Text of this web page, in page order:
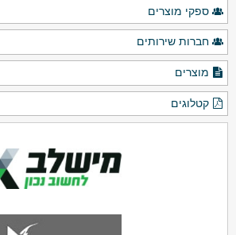
ספקי מוצרים
חברות שירותים
מוצרים
קטלוגים